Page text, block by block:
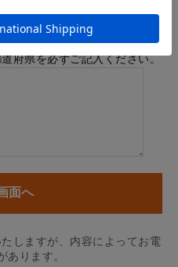
期・お届けに関するお問い合
府県を必ずご記入ください。
しますが、内容によってお電
ります。